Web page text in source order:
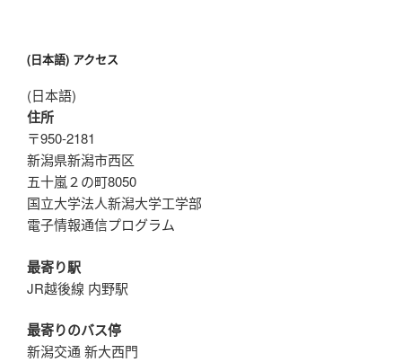
(日本語) アクセス
(日本語)
住所
〒950-2181
新潟県新潟市西区
五十嵐２の町8050
国立大学法人新潟大学工学部
電子情報通信プログラム
最寄り駅
JR越後線 内野駅
最寄りのバス停
新潟交通 新大西門